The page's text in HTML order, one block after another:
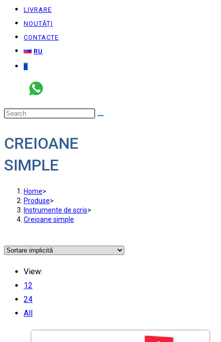
LIVRARE
NOUTĂȚI
CONTACTE
RU
0
CREIOANE
SIMPLE
Home>
Produse>
Instrumente de scris>
Creioane simple
View:
12
24
All